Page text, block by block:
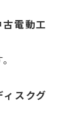
電動工
スクグ